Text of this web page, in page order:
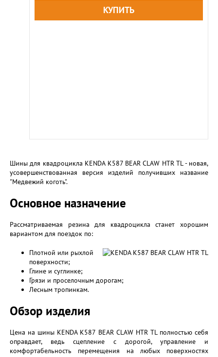
Шины для квадроцикла KENDA K587 BEAR CLAW HTR TL - новая,
усовершенствованная версия изделий получивших название
"Медвежий коготь".
Основное назначение
Рассматриваемая резина для квадроцикла станет хорошим
вариантом для поездок по:
Плотной или рыхлой
поверхности;
Глине и суглинке;
Грязи и проселочным дорогам;
Лесным тропинкам.
Обзор изделия
Цена на шины KENDA K587 BEAR CLAW HTR TL полностью себя
оправдает, ведь сцепление с дорогой, управление и
комфортабельность перемещения на любых поверхностях